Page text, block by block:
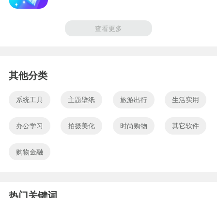
查看更多
其他分类
系统工具 主题壁纸 旅游出行 生活实用
办公学习 拍摄美化 时尚购物 其它软件
购物金融
热门关键词